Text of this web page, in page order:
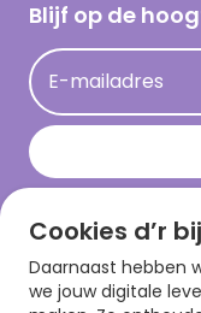
Hallmark Kaartclub
Acties
Persberichten
Op kamp gedichten
Leuke en grappige
kamppost inspiratie
Blijf op de
E-mailadres
Download onze
Cookies d’r
Daarnaast hebben
we jouw digitale